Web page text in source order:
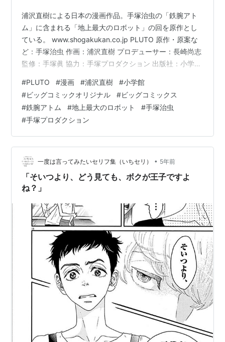
浦沢直樹による日本の漫画作品。手塚治虫の「鉄腕アト
ム」に含まれる「地上最大のロボット」の回を原作とし
ている。 www.shogakukan.co.jp PLUTO 原作・原案な
ど：手塚治虫 作画：浦沢直樹 プロデューサー：長崎尚志
監修：手塚眞 協力：手塚プロダクション 出版社：小学館
ミックス 発表期間：2003年－2009年 巻数：全8巻 映画
化とかアニメ化されていないけど、舞台は上演されて
る。サスペンス。 リンク
#PLUTO #漫画 #浦沢直樹 #小学館
#ビッグコミックオリジナル #ビッグコミックス
#鉄腕アトム #地上最大のロボット #手塚治虫
#手塚プロダクション
一度は言ってみたいセリフ集（いちセリ） • 5年前
「そいつより、どう見ても、ボクが王子ですよ
ね？」